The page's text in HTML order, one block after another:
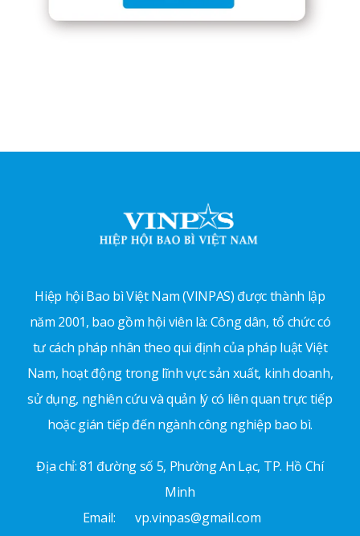
Hiệp hội Bao bì Việt Nam (VINPAS) được thành lập
năm 2001, bao gồm hội viên là: Công dân, tổ chức có
tư cách pháp nhân theo qui định của pháp luật Việt
Nam, hoạt động trong lĩnh vực sản xuất, kinh doanh,
sử dụng, nghiên cứu và quản lý có liên quan trực tiếp
hoặc gián tiếp đến ngành công nghiệp bao bì.
Địa chỉ: 81 đường số 5, Phường An Lạc, TP. Hồ Chí
Minh
Email:
vp.vinpas@gmail.com